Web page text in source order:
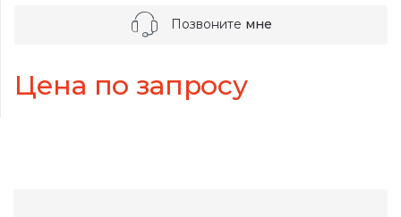
Позвоните мне
Цена по запросу